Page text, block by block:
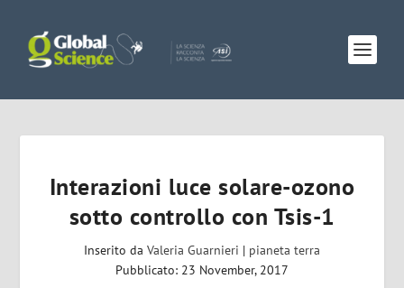
Interazioni luce solare-ozono
sotto controllo con Tsis-1
Inserito da Valeria Guarnieri | pianeta terra
Pubblicato: 23 November, 2017